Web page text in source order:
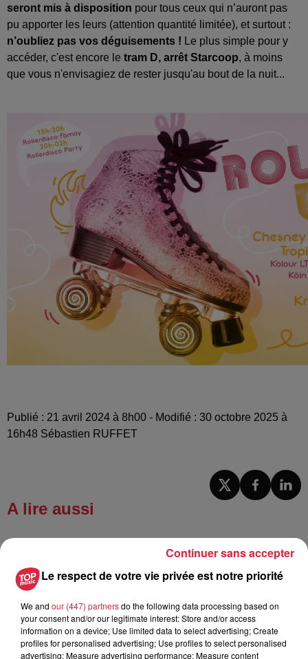
seront mis à disposition pour tous ceux qui n’auront pas
pu apporter les leurs (attention quantité limitée), et surtout :
n’oubliez pas vos déguisements ! Le plus simple pour y
accéder, c'est encore le tram D, arrêt Starcoop, à moins
que vous n'envisagiez de rester jusqu'au bout de la nuit...
Publié : 21 avril 2024 à 8h00 - Modifié : 30 octobre 2025 à
16h48 Sébastien RUFFET
A lire aussi
Les dernières infos sur la venue du
pape à Metz en septembre
5 août 2026
Europa-Park : des précisons sur
Le respect de votre vie privée est notre priorité
We and our (447) partnersdo the following data processing based on
your consent and/or our legitimate interest: Store and/or access
information on a device; Use limited data to select advertising; Create
profiles for personalised advertising; Use profiles to select personalised
advertising; Measure advertising performance; Measure content
Continuer sans accepter